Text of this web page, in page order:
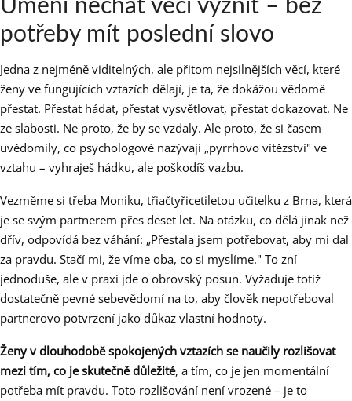
Umění nechat věci vyznít – bez
potřeby mít poslední slovo
Jedna z nejméně viditelných, ale přitom nejsilnějších věcí, které
ženy ve fungujících vztazích dělají, je ta, že dokážou vědomě
přestat. Přestat hádat, přestat vysvětlovat, přestat dokazovat. Ne
ze slabosti. Ne proto, že by se vzdaly. Ale proto, že si časem
uvědomily, co psychologové nazývají „pyrrhovo vítězství" ve
vztahu – vyhraješ hádku, ale poškodíš vazbu.
Vezměme si třeba Moniku, třiačtyřicetiletou učitelku z Brna, která
je se svým partnerem přes deset let. Na otázku, co dělá jinak než
dřív, odpovídá bez váhání: „Přestala jsem potřebovat, aby mi dal
za pravdu. Stačí mi, že víme oba, co si myslíme." To zní
jednoduše, ale v praxi jde o obrovský posun. Vyžaduje totiž
dostatečně pevné sebevědomí na to, aby člověk nepotřeboval
partnerovo potvrzení jako důkaz vlastní hodnoty.
Ženy v dlouhodobě spokojených vztazích se naučily rozlišovat
mezi tím, co je skutečně důležité, a tím, co je jen momentální
potřeba mít pravdu. Toto rozlišování není vrozené – je to